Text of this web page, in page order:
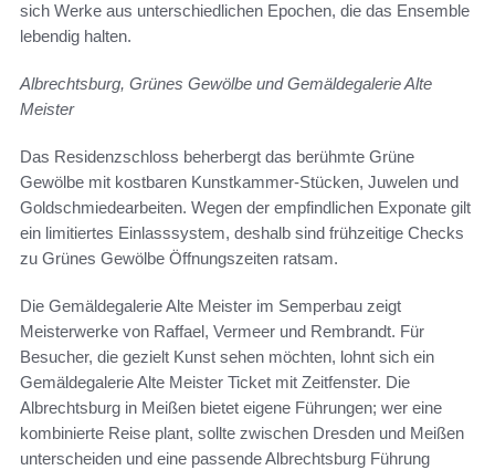
sich Werke aus unterschiedlichen Epochen, die das Ensemble
lebendig halten.
Albrechtsburg, Grünes Gewölbe und Gemäldegalerie Alte
Meister
Das Residenzschloss beherbergt das berühmte Grüne
Gewölbe mit kostbaren Kunstkammer-Stücken, Juwelen und
Goldschmiedearbeiten. Wegen der empfindlichen Exponate gilt
ein limitiertes Einlasssystem, deshalb sind frühzeitige Checks
zu Grünes Gewölbe Öffnungszeiten ratsam.
Die Gemäldegalerie Alte Meister im Semperbau zeigt
Meisterwerke von Raffael, Vermeer und Rembrandt. Für
Besucher, die gezielt Kunst sehen möchten, lohnt sich ein
Gemäldegalerie Alte Meister Ticket mit Zeitfenster. Die
Albrechtsburg in Meißen bietet eigene Führungen; wer eine
kombinierte Reise plant, sollte zwischen Dresden und Meißen
unterscheiden und eine passende Albrechtsburg Führung